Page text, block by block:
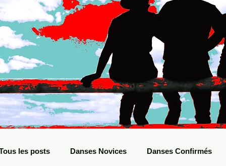
les posts Danses Novices Danses Confirmés